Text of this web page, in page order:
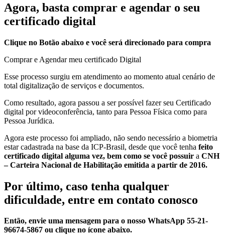
Agora, basta comprar e agendar o seu
certificado digital
Clique no Botão abaixo e você será direcionado para compra
Comprar e Agendar meu certificado Digital
Esse processo surgiu em atendimento ao momento atual cenário de
total digitalização de serviços e documentos.
Como resultado, agora passou a ser possível fazer seu Certificado
digital por videoconferência, tanto para Pessoa Física como para
Pessoa Jurídica.
Agora este processo foi ampliado, não sendo necessário a biometria
estar cadastrada na base da ICP-Brasil, desde que você tenha feito
certificado digital alguma vez, bem como se você possuir a CNH
– Carteira Nacional de Habilitação emitida a partir de 2016.
Por último, caso tenha qualquer
dificuldade, entre em contato conosco
Então, envie uma mensagem para o nosso WhatsApp 55-21-
96674-5867 ou clique no ícone abaixo.